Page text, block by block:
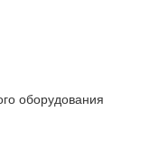
оборудования